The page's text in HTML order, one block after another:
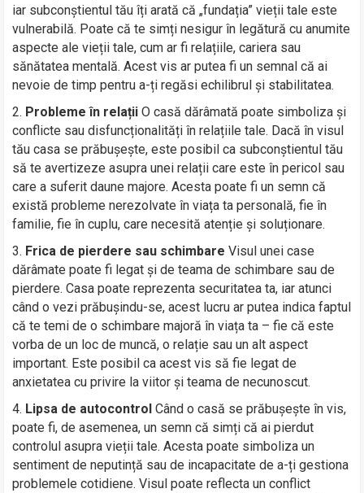
iar subconștientul tău îți arată că „fundația” vieții tale este
vulnerabilă. Poate că te simți nesigur în legătură cu anumite
aspecte ale vieții tale, cum ar fi relațiile, cariera sau
sănătatea mentală. Acest vis ar putea fi un semnal că ai
nevoie de timp pentru a-ți regăsi echilibrul și stabilitatea.
Probleme în relații O casă dărâmată poate simboliza și
conflicte sau disfuncționalități în relațiile tale. Dacă în visul
tău casa se prăbușește, este posibil ca subconștientul tău
să te avertizeze asupra unei relații care este în pericol sau
care a suferit daune majore. Acesta poate fi un semn că
există probleme nerezolvate în viața ta personală, fie în
familie, fie în cuplu, care necesită atenție și soluționare.
Frica de pierdere sau schimbare Visul unei case
dărâmate poate fi legat și de teama de schimbare sau de
pierdere. Casa poate reprezenta securitatea ta, iar atunci
când o vezi prăbușindu-se, acest lucru ar putea indica faptul
că te temi de o schimbare majoră în viața ta – fie că este
vorba de un loc de muncă, o relație sau un alt aspect
important. Este posibil ca acest vis să fie legat de
anxietatea cu privire la viitor și teama de necunoscut.
Lipsa de autocontrol Când o casă se prăbușește în vis,
poate fi, de asemenea, un semn că simți că ai pierdut
controlul asupra vieții tale. Acesta poate simboliza un
sentiment de neputință sau de incapacitate de a-ți gestiona
problemele cotidiene. Visul poate reflecta un conflict